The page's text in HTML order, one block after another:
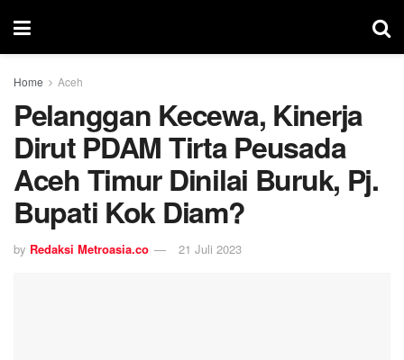
Home Aceh
Pelanggan Kecewa, Kinerja
Dirut PDAM Tirta Peusada
Aceh Timur Dinilai Buruk, Pj.
Bupati Kok Diam?
by Redaksi Metroasia.co 21 Juli 2023